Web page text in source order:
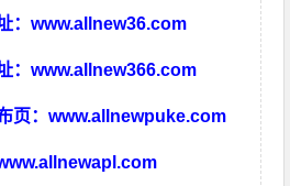
：www.allnew36.com
：www.allnew366.com
页：www.allnewpuke.com